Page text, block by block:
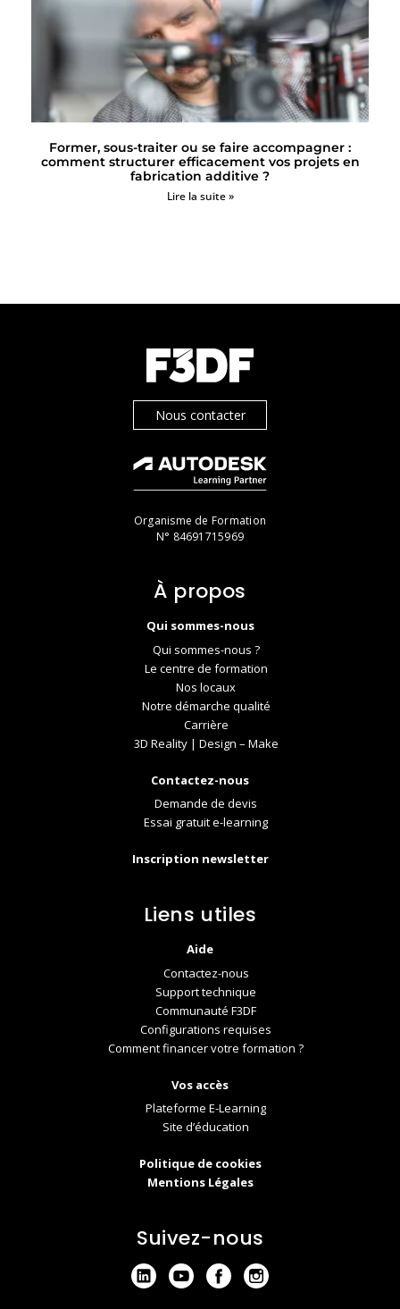
Former, sous-traiter ou se faire accompagner :
comment structurer efficacement vos projets en
fabrication additive ?
Lire la suite »
Nous contacter
Organisme de Formation
N° 84691715969
À propos
Qui sommes-nous
Qui sommes-nous ?
Le centre de formation
Nos locaux
Notre démarche qualité
Carrière
3D Reality | Design – Make
Contactez-nous
Demande de devis
Essai gratuit e-learning
Inscription newsletter
Liens utiles
Aide
Contactez-nous
Support technique
Communauté F3DF
Configurations requises
Comment financer votre formation ?
Vos accès
Plateforme E-Learning
Site d’éducation
Politique de cookies
Mentions Légales
Suivez-nous